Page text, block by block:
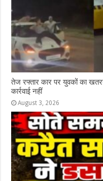
तेज रफ्तार कार पर युवकों का
कार्रवाई नहीं
August 3, 2026